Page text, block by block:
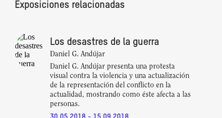
Exposiciones relacionadas
Los desastres de la guerra
Daniel G. Andújar
Daniel G. Andújar presenta una protesta
visual contra la violencia y una actualización
de la representación del conflicto en la
actualidad, mostrando como éste afecta a las
personas.